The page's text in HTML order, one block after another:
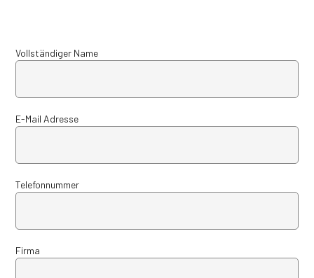
Vollständiger Name
E-Mail Adresse
Telefonnummer
Firma